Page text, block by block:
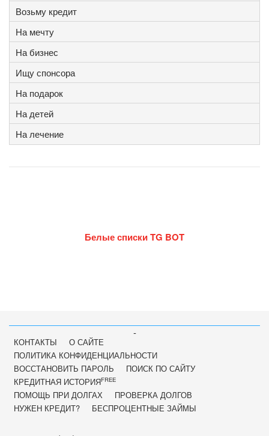
Возьму кредит
На мечту
На бизнес
Ищу спонсора
На подарок
На детей
На лечение
Белые списки TG BOT
-
КОНТАКТЫ
О САЙТЕ
ПОЛИТИКА КОНФИДЕНЦИАЛЬНОСТИ
ВОССТАНОВИТЬ ПАРОЛЬ
ПОИСК ПО САЙТУ
КРЕДИТНАЯ ИСТОРИЯFREE
ПОМОЩЬ ПРИ ДОЛГАХ
ПРОВЕРКА ДОЛГОВ
НУЖЕН КРЕДИТ?
БЕСПРОЦЕНТНЫЕ ЗАЙМЫ